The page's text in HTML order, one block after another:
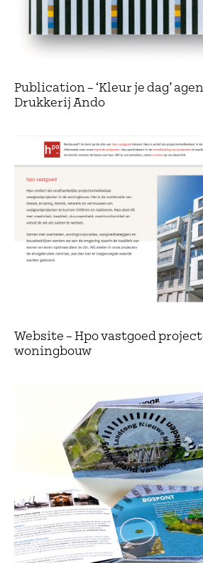
Publication – ‘Kleur je dag’
Drukkerij Ando
Website – Hpo vastgoed
woningbouw